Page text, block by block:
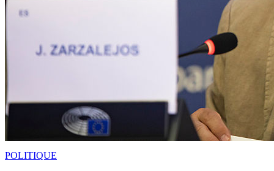
POLITIQUE